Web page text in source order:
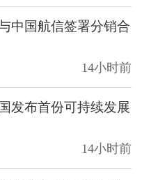
中国航信签署分销合
14小时前
发布首份可持续发展
14小时前